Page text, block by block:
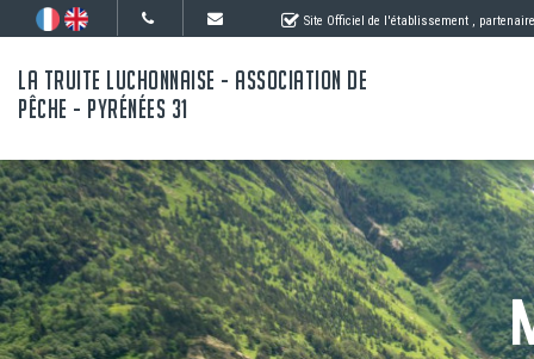
Site Officiel de l'établissement ,
LA TRUITE LUCHONNAISE - ASSOCIATION DE
PÊCHE - PYRÉNÉES 31